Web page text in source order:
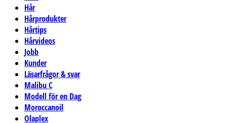
Hår
Hårprodukter
Hårtips
Hårvideos
Jobb
Kunder
Läsarfrågor & svar
Malibu C
Modell för en Dag
Moroccanoil
Olaplex